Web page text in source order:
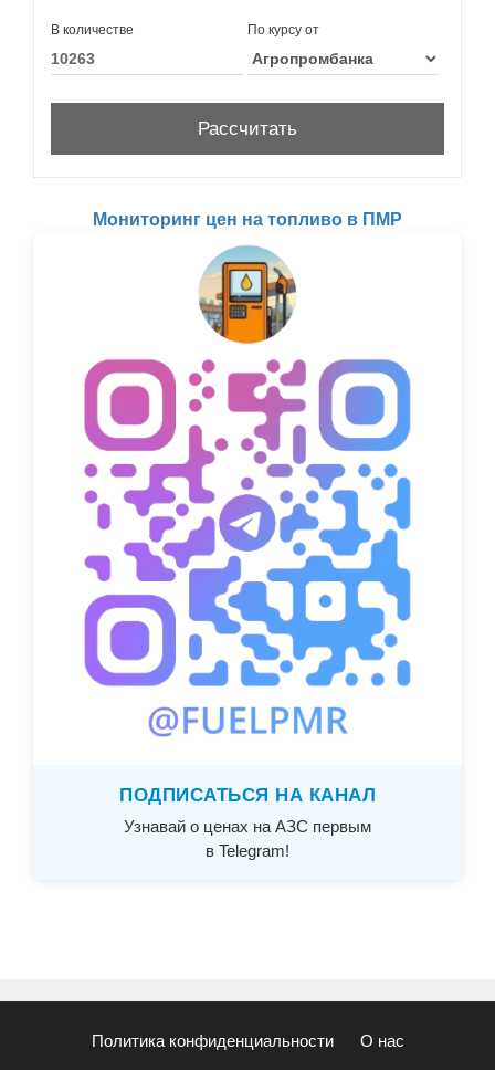
В количестве По курсу от
Мониторинг цен на топливо в ПМР
ПОДПИСАТЬСЯ НА КАНАЛ
Узнавай о ценах на АЗС первым
в Telegram!
Политика конфиденциальности О нас